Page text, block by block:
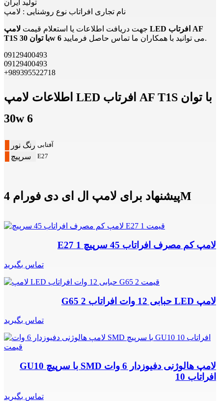
تولید ایران
نام تجاری افراتاب نوع روشنایی : لامپ
جهت دریافت اطلاعات یا استعلام قیمت لامپ LED افرتاب AF
T1S با توان 30w 6
می توانید با همکاران ما تماس حاصل فرمایید.
09129400493
09129400493
+989395522718
اطلاعات لامپ LED افرتاب AF T1S با توان
30w 6
رنگ نور آفتابی
سرپیچ E27
پیشنهاد برای لامپ ال ای دی فورام 4M
لامپ کم مصرف افراتاب 45 سرپیچ E27 1
تماس بگیرید
لامپ LED حبابی 12 وات افراتاب G65 2
تماس بگیرید
لامپ هالوژنی دفیوزدار 6 وات SMD با سرپیچ GU10
افراتاب 10
تماس بگیرید